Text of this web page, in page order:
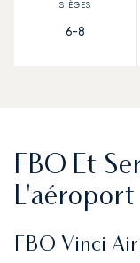
6-8
FBO Et
FBO Vinci